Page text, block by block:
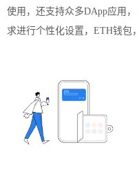
使用，还支持众多DApp应用
求进行个性化设置，ETH钱包